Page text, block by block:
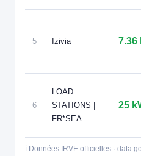
5 Izivia 7.36
6
LOAD
STATIONS |
FR*SEA
25
ℹ️ Données IRVE officielles ·